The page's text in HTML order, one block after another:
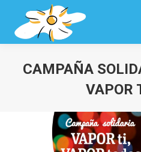
CAMPAÑA
VAPOR